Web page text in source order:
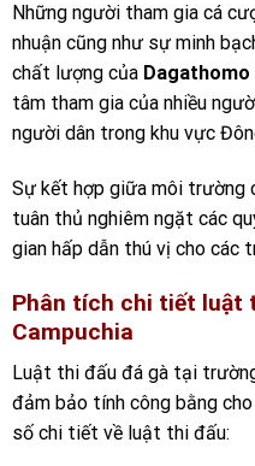
Những người tham gia cá
nhuận cũng như sự minh
chất lượng của
tâm tham gia của nhiều
người dân trong khu vực
Sự kết hợp giữa môi trường
tuân thủ nghiêm ngặt các
gian hấp dẫn thú vị cho các
Phân tích chi tiết luật
Campuchia
Luật thi đấu đá gà tại
đảm bảo tính công bằng
số chi tiết về luật thi đấu: